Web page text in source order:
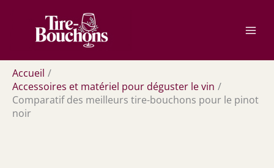
contenu
Accueil
Accessoires et matériel pour déguster le vin
Comparatif des meilleurs tire-bouchons pour le pinot
noir